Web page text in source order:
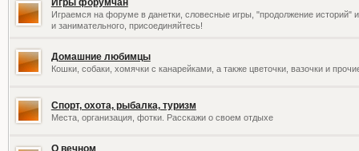
Игры форумчан
Играемся на форуме в данетки, словесные игры, "продолжение историй"
и занимательного, присоединяйтесь!
Домашние любимцы
Кошки, собаки, хомячки с канарейками, а также цветочки, вазочки и
Спорт, охота, рыбалка, туризм
Места, организация, фотки. Расскажи о своем отдыхе
О вечном